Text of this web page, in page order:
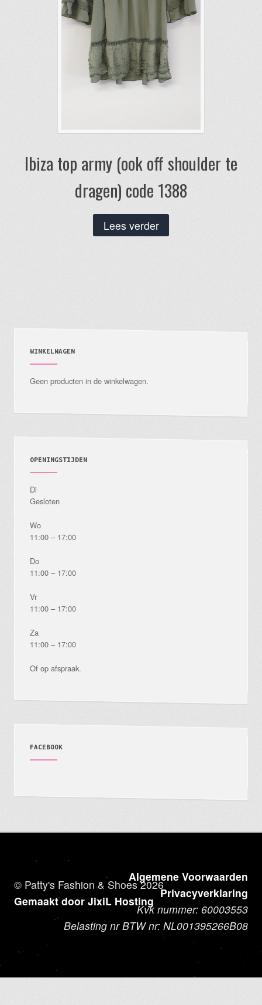
Ibiza top army (ook off shoulder te
dragen) code 1388
Lees verder
WINKELWAGEN
Geen producten in de winkelwagen.
OPENINGSTIJDEN
Di
Gesloten
Wo
11:00 – 17:00
Do
11:00 – 17:00
Vr
11:00 – 17:00
Za
11:00 – 17:00
Of op afspraak.
FACEBOOK
© Patty's Fashion & Shoes 2026
Gemaakt door JixiL Hosting
Algemene Voorwaarden
Privacyverklaring
Kvk nummer: 60003553
Belasting nr BTW nr: NL001395266B08